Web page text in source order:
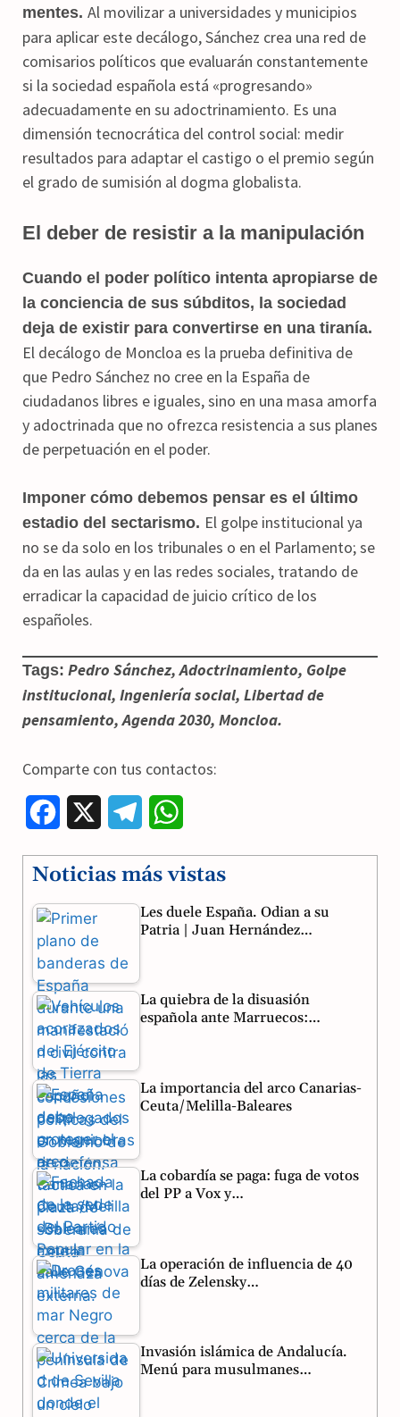
mentes. Al movilizar a universidades y municipios
para aplicar este decálogo, Sánchez crea una red de
comisarios políticos que evaluarán constantemente
si la sociedad española está «progresando»
adecuadamente en su adoctrinamiento. Es una
dimensión tecnocrática del control social: medir
resultados para adaptar el castigo o el premio según
el grado de sumisión al dogma globalista.
El deber de resistir a la manipulación
Cuando el poder político intenta apropiarse de
la conciencia de sus súbditos, la sociedad
deja de existir para convertirse en una tiranía.
El decálogo de Moncloa es la prueba definitiva de
que Pedro Sánchez no cree en la España de
ciudadanos libres e iguales, sino en una masa amorfa
y adoctrinada que no ofrezca resistencia a sus planes
de perpetuación en el poder.
Imponer cómo debemos pensar es el último
estadio del sectarismo. El golpe institucional ya
no se da solo en los tribunales o en el Parlamento; se
da en las aulas y en las redes sociales, tratando de
erradicar la capacidad de juicio crítico de los
españoles.
Tags: Pedro Sánchez, Adoctrinamiento, Golpe
institucional, Ingeniería social, Libertad de
pensamiento, Agenda 2030, Moncloa.
Comparte con tus contactos:
c
e
b
o
o
k
l
e
a
a
t
p
Noticias más vistas
Les duele España. Odian a su
Patria | Juan Hernández…
La quiebra de la disuasión
española ante Marruecos:…
La importancia del arco Canarias-
Ceuta/Melilla-Baleares
La cobardía se paga: fuga de votos
del PP a Vox y…
La operación de influencia de 40
días de Zelensky…
Invasión islámica de Andalucía.
Menú para musulmanes…